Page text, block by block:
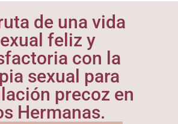
de una vida
feliz y
con la
sexual para
precoz en
Hermanas.